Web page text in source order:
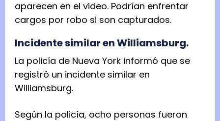
aparecen en el video. Podrían enfrentar
cargos por robo si son capturados.
Incidente similar en Williamsburg.
La policía de Nueva York informó que se
registró un incidente similar en
Williamsburg.
Según la policía, ocho personas fueron